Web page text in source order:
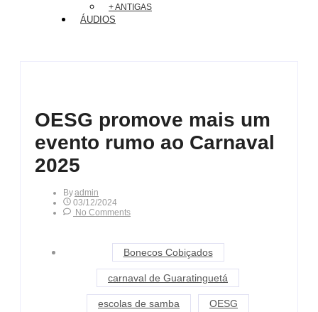
+ ANTIGAS
ÁUDIOS
OESG promove mais um
evento rumo ao Carnaval
2025
ByAdmin
03/12/2024
No Comments
Bonecos Cobiçados
carnaval de Guaratinguetá
escolas de samba OESG